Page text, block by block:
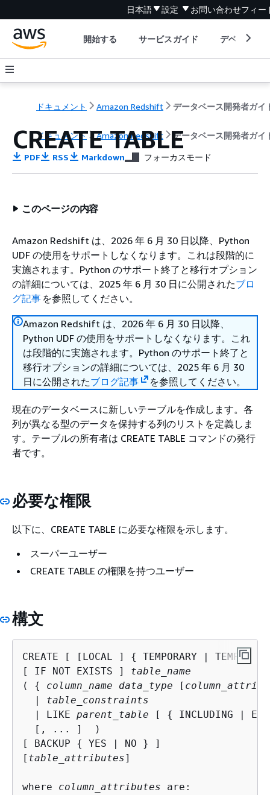
日本語 設定 お問い合わせフィー
開始する サービスガイド デベロッパ
ドキュメント Amazon Redshift データベース開発者ガイ
ドキュメント Amazon Redshift データベース開発者ガイ
CREATE TABLE
PDF RSS Markdown フォーカスモード
このページの内容
Amazon Redshift は、2026 年 6 月 30 日以降、Python
UDF の使用をサポートしなくなります。これは段階的に
実施されます。Python のサポート終了と移行オプション
の詳細については、2025 年 6 月 30 日に公開されたブロ
グ記事 を参照してください。
Amazon Redshift は、2026 年 6 月 30 日以降、
Python UDF の使用をサポートしなくなります。これ
は段階的に実施されます。Python のサポート終了と
移行オプションの詳細については、2025 年 6 月 30
日に公開されたブログ記事 を参照してください。
現在のデータベースに新しいテーブルを作成します。各
列が異なる型のデータを保持する列のリストを定義しま
す。テーブルの所有者は CREATE TABLE コマンドの発行
者です。
必要な権限
以下に、CREATE TABLE に必要な権限を示します。
スーパーユーザー
CREATE TABLE の権限を持つユーザー
構文
CREATE [ [LOCAL ] {
TEMPORARY | TEMP } ]
[ IF NOT EXISTS ] table_name
( { column_name data_type [
  |
table_constraints
  | LIKE
parent_table [ {
INCLUDING |
  [, ... ]  )
[ BACKUP {
YES | NO } ]
[ table_attributes]
where column_attributes are: